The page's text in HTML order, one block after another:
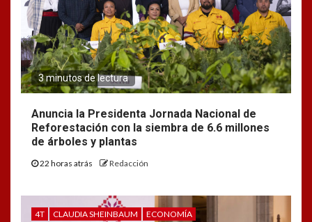
3 minutos de lectura
Anuncia la Presidenta Jornada Nacional de
Reforestación con la siembra de 6.6 millones
de árboles y plantas
22 horas atrás Redacción
4T CLAUDIA SHEINBAUM ECONOMÍA